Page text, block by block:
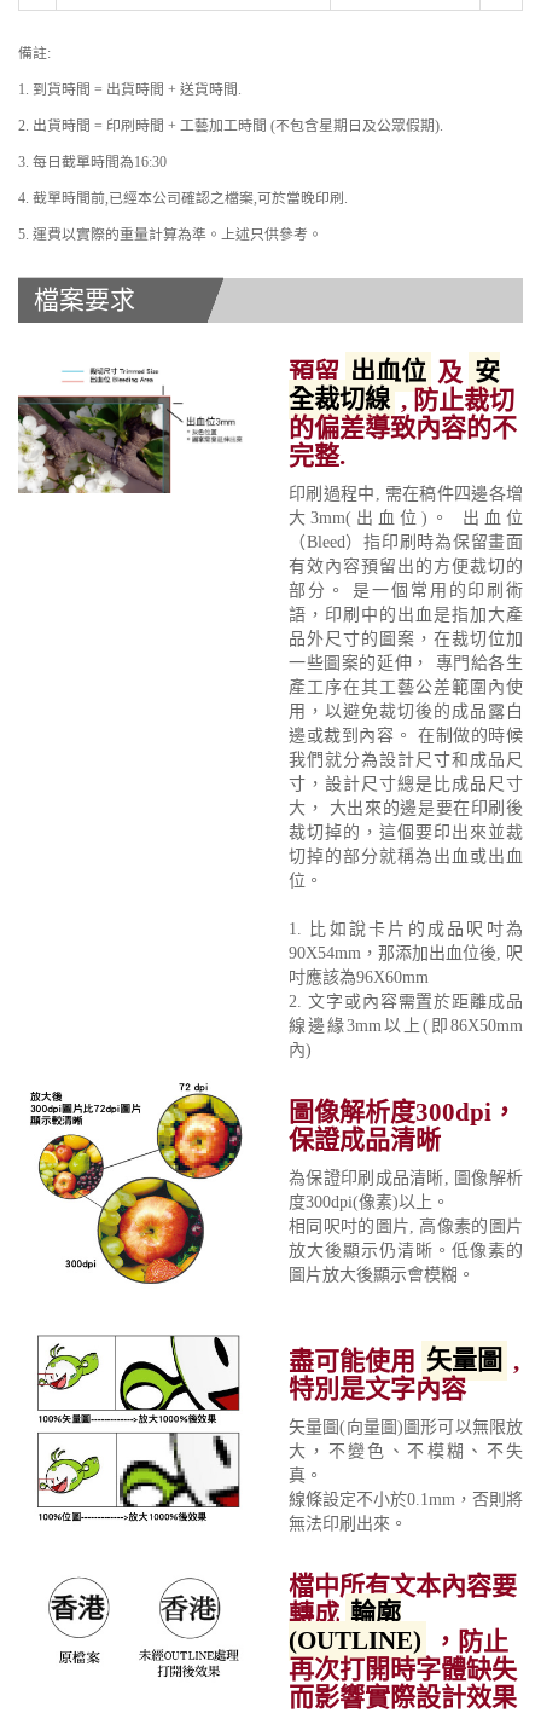
備註:
1. 到貨時間 = 出貨時間 + 送貨時間.
2. 出貨時間 = 印刷時間 + 工藝加工時間 (不包含星期日及公眾假期).
3. 每日截單時間為16:30
4. 截單時間前,已經本公司確認之檔案,可於當晚印刷.
5. 運費以實際的重量計算為準。上述只供參考。
檔案要求
預留 出血位 及 安
全裁切線, 防止裁切
的偏差導致內容的不
完整.
印刷過程中, 需在稿件四邊各增
大3mm(出血位)。 出血位
（Bleed）指印刷時為保留畫面
有效內容預留出的方便裁切的
部分。 是一個常用的印刷術
語，印刷中的出血是指加大產
品外尺寸的圖案，在裁切位加
一些圖案的延伸， 專門給各生
產工序在其工藝公差範圍內使
用，以避免裁切後的成品露白
邊或裁到內容。 在制做的時候
我們就分為設計尺寸和成品尺
寸，設計尺寸總是比成品尺寸
大， 大出來的邊是要在印刷後
裁切掉的，這個要印出來並裁
切掉的部分就稱為出血或出血
位。
1. 比如說卡片的成品呎吋為
90X54mm，那添加出血位後, 呎
吋應該為96X60mm
2. 文字或內容需置於距離成品
線邊緣3mm以上(即86X50mm
內)
圖像解析度300dpi，
保證成品清晰
為保證印刷成品清晰, 圖像解析
度300dpi(像素)以上。
相同呎吋的圖片, 高像素的圖片
放大後顯示仍清晰。低像素的
圖片放大後顯示會模糊。
盡可能使用 矢量圖 ,
特別是文字內容
矢量圖(向量圖)圖形可以無限放
大，不變色、不模糊、不失
真。
線條設定不小於0.1mm，否則將
無法印刷出來。
檔中所有文本內容要
轉成 輪廓
(OUTLINE)
，防止
再次打開時字體缺失
而影響實際設計效果